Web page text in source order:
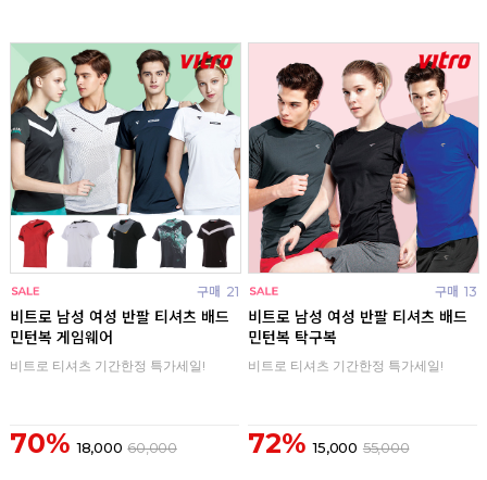
구매 21
비트로 남성 여성 반팔 티셔츠 배드
민턴복 게임웨어
비트로 티셔츠 기간한정 특가세일!
70% 18,000 60,000
구매 13
비트로 남성 여성 반팔 티셔츠 배드
민턴복 탁구복
비트로 티셔츠 기간한정 특가세일!
72% 15,000 55,000